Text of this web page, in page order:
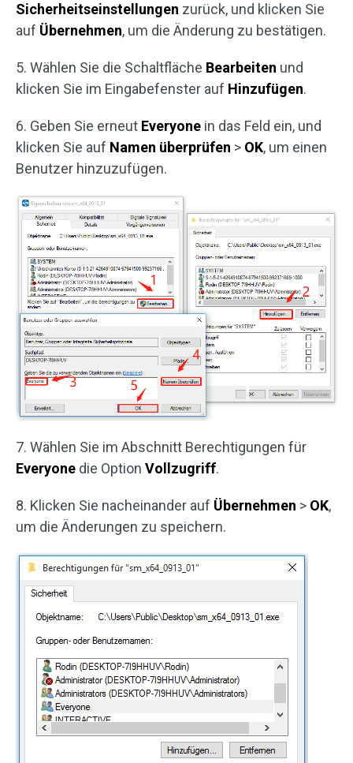
Sicherheitseinstellungen zurück, und klicken Sie
auf Übernehmen, um die Änderung zu bestätigen.
5. Wählen Sie die Schaltfläche Bearbeiten und
klicken Sie im Eingabefenster auf Hinzufügen.
6. Geben Sie erneut Everyone in das Feld ein, und
klicken Sie auf Namen überprüfen > OK, um einen
Benutzer hinzuzufügen.
7. Wählen Sie im Abschnitt Berechtigungen für
Everyone die Option Vollzugriff.
8. Klicken Sie nacheinander auf Übernehmen > OK,
um die Änderungen zu speichern.